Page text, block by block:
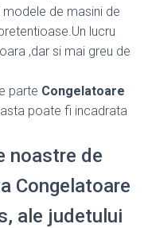
de masini de
lucru
,dar si mai greu de
parte Congelatoare
poate fi incadrata
noastre de
Congelatoare
ale judetului